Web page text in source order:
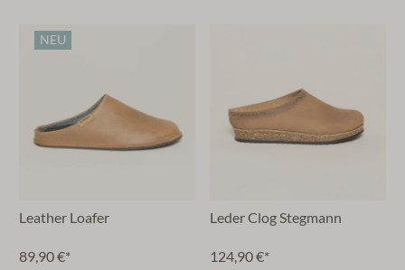
NEU
Leather Loafer
89,90 €*
Leder Clog Stegmann
124,90 €*